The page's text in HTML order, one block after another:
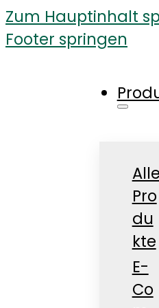
Zum Hauptinhalt
Footer springen
Alle
Pro
du
kte
E-
Co